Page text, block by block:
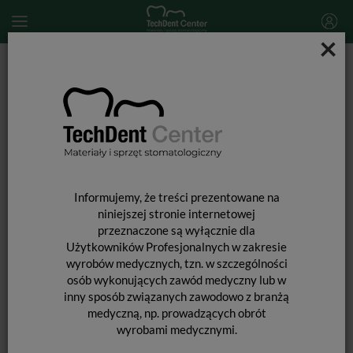
×
Informujemy, że treści prezentowane na
niniejszej stronie internetowej
przeznaczone są wyłącznie dla
Użytkowników Profesjonalnych w zakresie
wyrobów medycznych, tzn. w szczególności
osób wykonujących zawód medyczny lub w
inny sposób związanych zawodowo z branżą
medyczną, np. prowadzących obrót
wyrobami medycznymi.